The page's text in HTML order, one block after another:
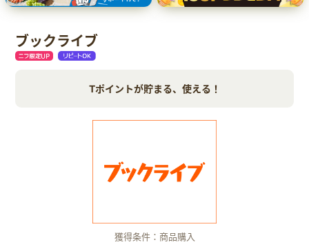
SBI証券 確定拠出年金（iDeCo）
ブックライブ
Tポイントが貯まる、使える！
獲得条件：商品購入